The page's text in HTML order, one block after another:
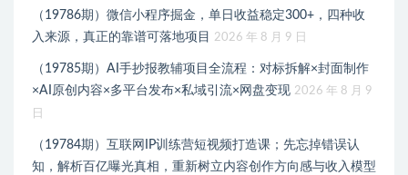
（19786期）微信小程序掘金，单日收益稳定300+，四种收
入来源，真正的靠谱可落地项目
2026 年 8 月 9 日
（19785期）AI手抄报教辅项目全流程：对标拆解×封面制作
×AI原创内容×多平台发布×私域引流×网盘变现 2026 年 8 月 9
日
（19784期）互联网IP训练营短视频打造课；先忘掉错误认
知，解析百亿曝光真相，重新树立内容创作方向感与收入模型